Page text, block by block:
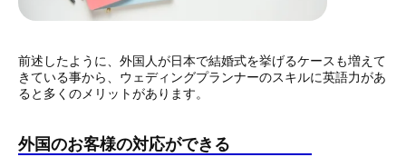
前述したように、外国人が日本で結婚式を挙げるケースも増えて
きている事から、ウェディングプランナーのスキルに英語力があ
ると多くのメリットがあります。
外国のお客様の対応ができる